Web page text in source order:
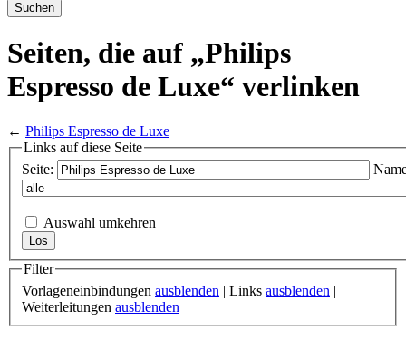
Suchen
Seiten, die auf „Philips
Espresso de Luxe“ verlinken
← Philips Espresso de Luxe
Links auf diese Seite
Seite:
Auswahl umkehren
Filter
Vorlageneinbindungen ausblenden | Links ausblenden |
Weiterleitungen ausblenden